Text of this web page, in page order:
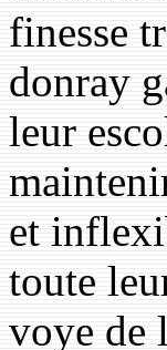
finesse
donray
leur
et
toute
voye de